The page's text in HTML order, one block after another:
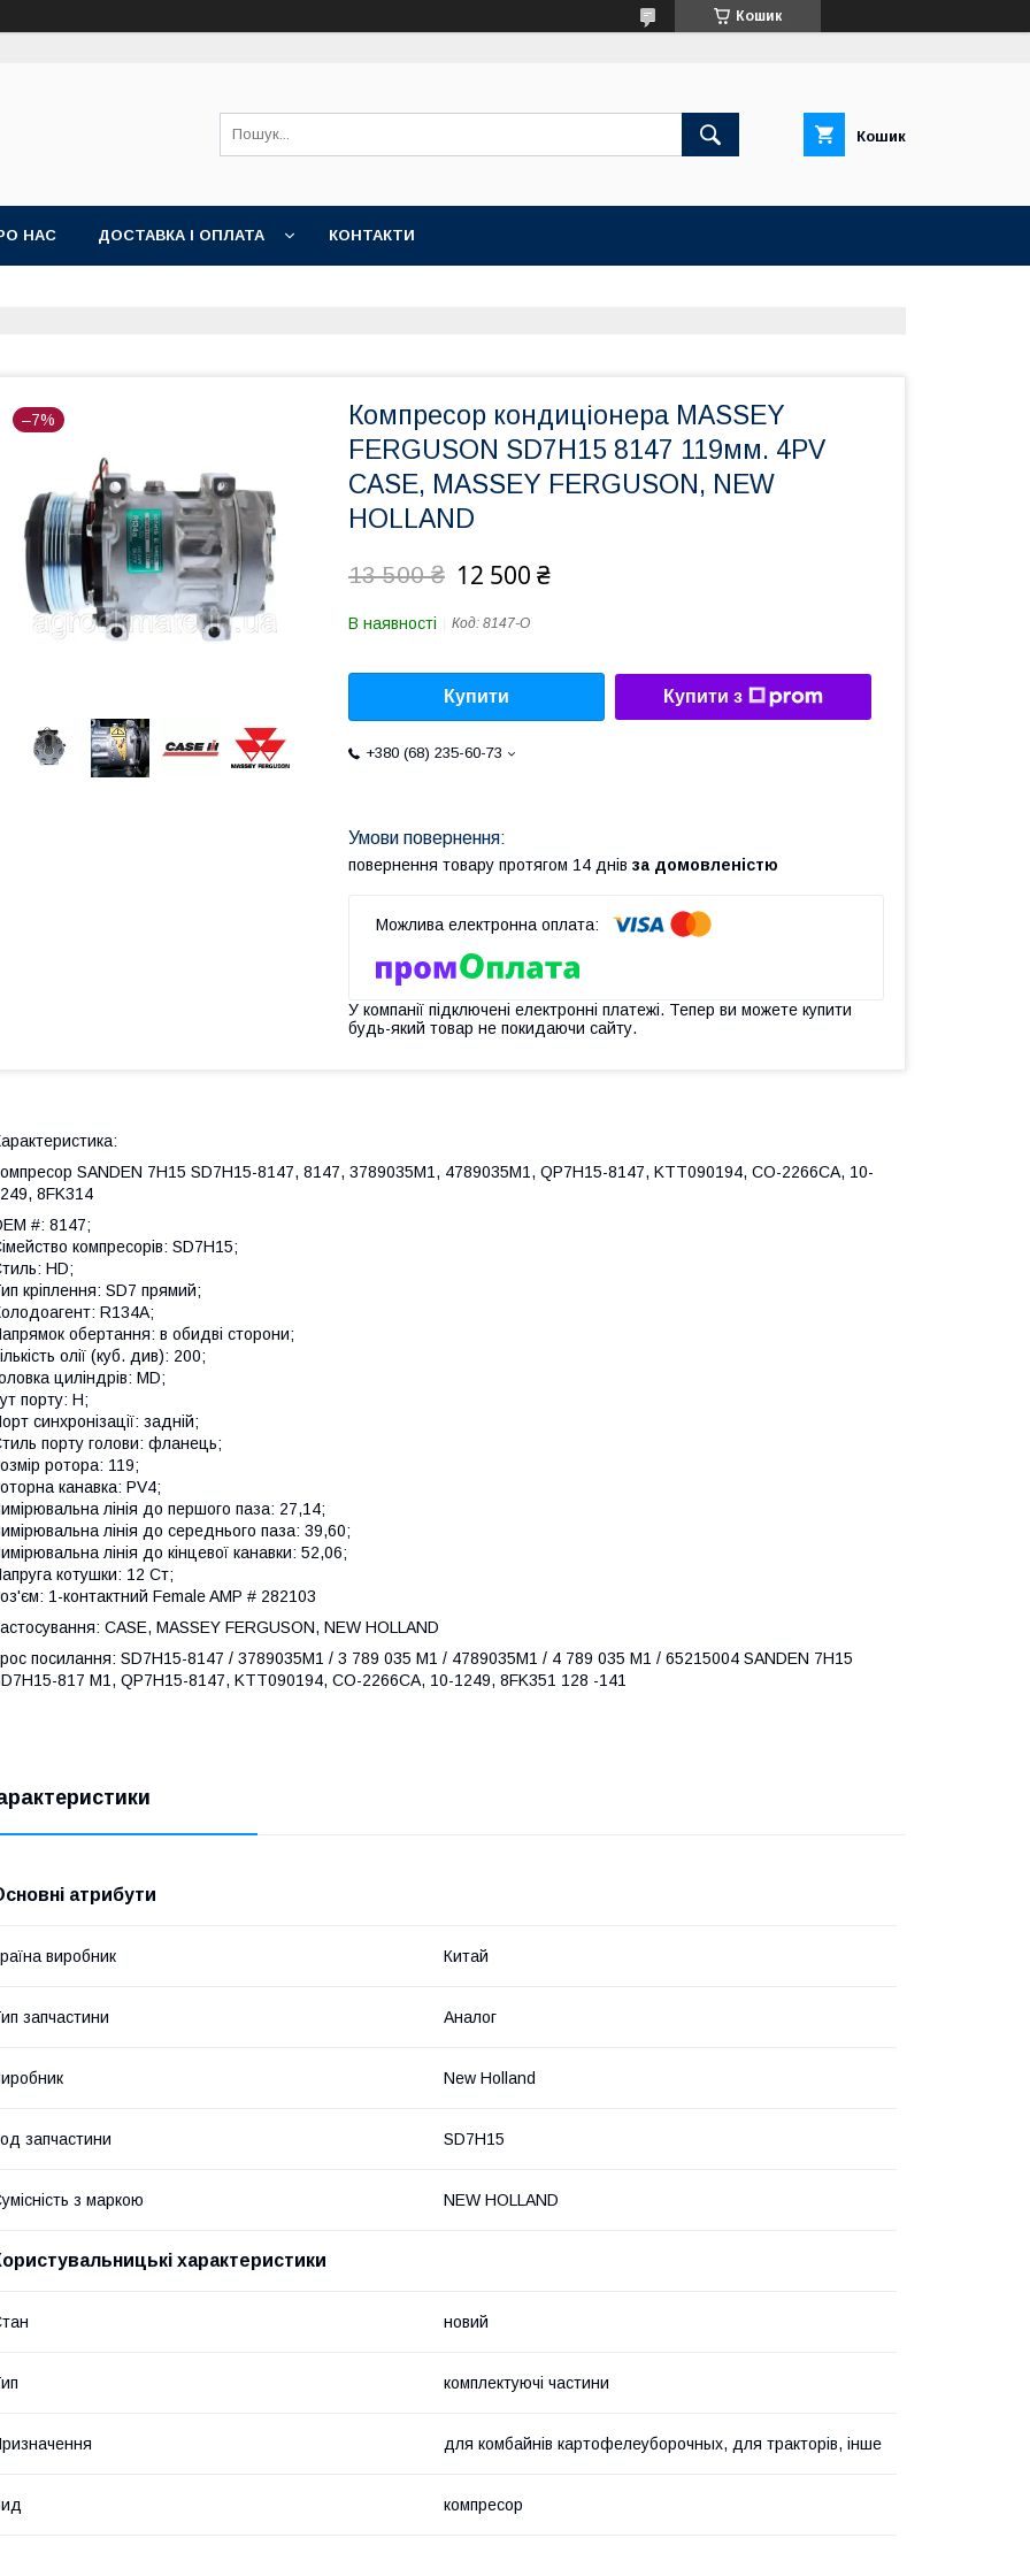
Кошик
Кошик
НАС ДОСТАВКА І ОПЛАТА КОНТАКТИ
–7%
Компресор кондиціонера MASSEY
FERGUSON SD7H15 8147 119мм. 4PV
CASE, MASSEY FERGUSON, NEW
HOLLAND
13 500 ₴ 12 500 ₴
В наявності Код: 8147-O
Купити Купити з
+380 (68) 235-60-73
повернення товару протягом 14 днів за домовленістю
У компанії підключені електронні платежі. Тепер ви можете купити
будь-який товар не покидаючи сайту.
SANDEN 7H15 SD7H15-8147, 8147, 3789035M1, 4789035M1, QP7H15-8147, KTT090194, CO-2266CA, 10-
8FK314
#: 8147;
компресорів: SD7H15;
HD;
кріплення: SD7 прямий;
R134A;
обертання: в обидві сторони;
олії (куб. див): 200;
циліндрів: MD;
порту: H;
синхронізації: задній;
порту голови: фланець;
ротора: 119;
канавка: PV4;
лінія до першого паза: 27,14;
лінія до середнього паза: 39,60;
лінія до кінцевої канавки: 52,06;
котушки: 12 Ст;
1-контактний Female AMP # 282103
CASE, MASSEY FERGUSON, NEW HOLLAND
посилання: SD7H15-8147 / 3789035M1 / 3 789 035 M1 / ​​4789035M1 / 4 789 035 M1 / ​​65215004 SANDEN 7H15
817 M1, QP7H15-8147, KTT090194, CO-2266CA, 10-1249, 8FK351 128 -141
атрибути
виробник Китай
запчастини Аналог
New Holland
запчастини SD7H15
з маркою NEW HOLLAND
характеристики
новий
комплектуючі частини
для комбайнів картофелеуборочных, для тракторів, інше
компресор